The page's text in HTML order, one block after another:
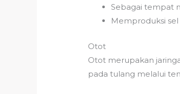
Sebagai tempat
Memproduksi
Otot
Otot merupakan
pada tulang melalui